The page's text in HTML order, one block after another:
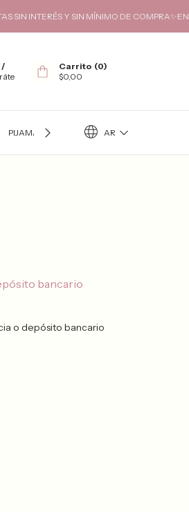
Y SIN MÍNIMO DE COMPRA✨ENVIOS
/
Carrito (0)
$0,00
PIJAMAS TÉRMICOAR
bancario
o depósito bancario